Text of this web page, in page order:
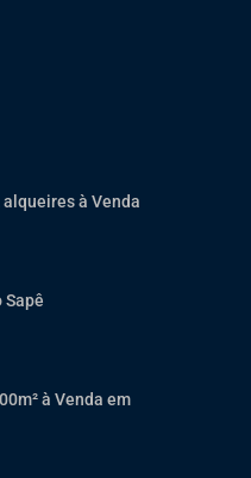
à Venda
Sapê
à Venda em